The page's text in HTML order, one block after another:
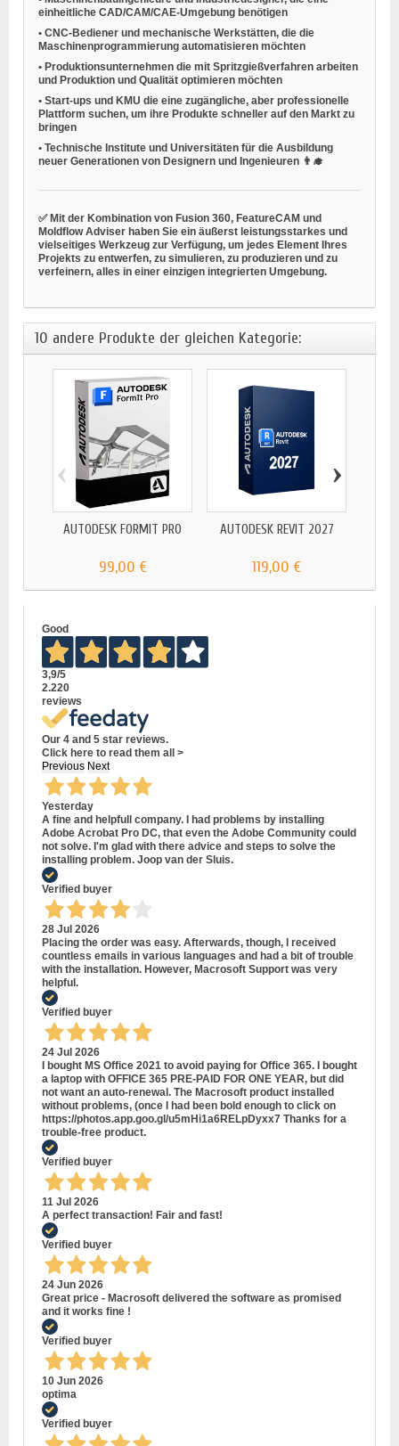
einheitliche CAD/CAM/CAE-Umgebung benötigen
• CNC-Bediener und mechanische Werkstätten, die die
Maschinenprogrammierung automatisieren möchten
• Produktionsunternehmen die mit Spritzgießverfahren arbeiten
und Produktion und Qualität optimieren möchten
• Start-ups und KMU die eine zugängliche, aber professionelle
Plattform suchen, um ihre Produkte schneller auf den Markt zu
bringen
• Technische Institute und Universitäten für die Ausbildung
neuer Generationen von Designern und Ingenieuren 👨‍🎓
✅ Mit der Kombination von Fusion 360, FeatureCAM und
Moldflow Adviser haben Sie ein äußerst leistungsstarkes und
vielseitiges Werkzeug zur Verfügung, um jedes Element Ihres
Projekts zu entwerfen, zu simulieren, zu produzieren und zu
verfeinern, alles in einer einzigen integrierten Umgebung.
10 andere Produkte der gleichen Kategorie:
AUTODESK FORMIT PRO
99,00 €
AUTODESK REVIT 2027
119,00 €
‹ ›
Good
3,9/5
2.220
reviews
Our 4 and 5 star reviews.
Click here to read them all >
Previous Next
Yesterday
A fine and helpfull company. I had problems by installing
Adobe Acrobat Pro DC, that even the Adobe Community could
not solve. I'm glad with there advice and steps to solve the
installing problem. Joop van der Sluis.
Verified buyer
28 Jul 2026
Placing the order was easy. Afterwards, though, I received
countless emails in various languages and had a bit of trouble
with the installation. However, Macrosoft Support was very
helpful.
Verified buyer
24 Jul 2026
I bought MS Office 2021 to avoid paying for Office 365. I bought
a laptop with OFFICE 365 PRE-PAID FOR ONE YEAR, but did
not want an auto-renewal. The Macrosoft product installed
without problems, (once I had been bold enough to click on
https://photos.app.goo.gl/u5mHi1a6RELpDyxx7 Thanks for a
trouble-free product.
Verified buyer
11 Jul 2026
A perfect transaction! Fair and fast!
Verified buyer
24 Jun 2026
Great price - Macrosoft delivered the software as promised
and it works fine !
Verified buyer
10 Jun 2026
optima
Verified buyer